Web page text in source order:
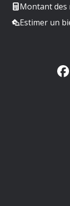
Montant des
Estimer un